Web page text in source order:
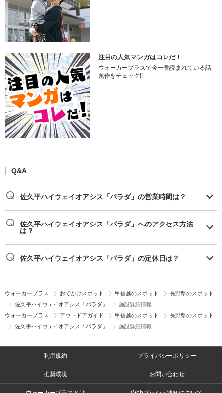
注目の人気マンガはコレだ！
ウォーカープラスで今一番読まれている話
題作をチェック!!
Q&A
佐久平ハイウェイオアシス「パラダ」の営業時間は？
佐久平ハイウェイオアシス「パラダ」へのアクセス方法
は？
佐久平ハイウェイオアシス「パラダ」の定休日は？
ウォーカープラス おでかけスポット 甲信越のスポット
長野県のスポット
佐久平ハイウェイオアシス「パラダ」
施設詳細情報
ウォーカープラス
アウトドアガイド 甲信越のスポット
長野県のスポット
佐久平ハイウェイオアシス「パラダ」
施設詳細情報
利用規約 プライバシーポリシー
推奨環境 お問い合わせ